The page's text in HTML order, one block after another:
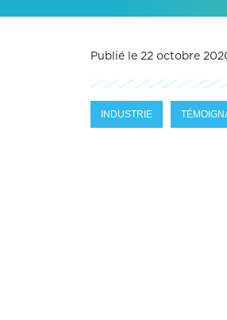
Publié le 22 octobre
INDUSTRIE